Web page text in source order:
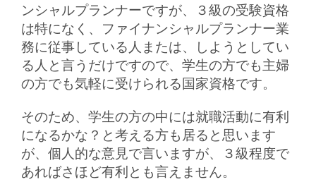
ンシャルプランナーですが、３級の受験資格
は特になく、ファイナンシャルプランナー業
務に従事している人または、しようとしてい
る人と言うだけですので、学生の方でも主婦
の方でも気軽に受けられる国家資格です。
そのため、学生の方の中には就職活動に有利
になるかな？と考える方も居ると思います
が、個人的な意見で言いますが、３級程度で
あればさほど有利とも言えません。